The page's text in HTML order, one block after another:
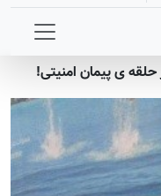
حلقه ی پیمان امنیتی!